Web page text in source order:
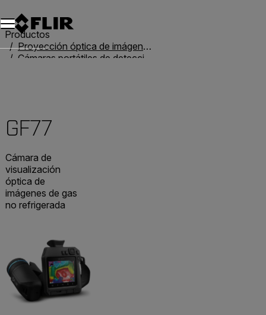
Unread messages
Modelo
Eliminar
artículos
artículo
Añadir al carro
Añadido al carro
Productos
Proyección óptica de imágenes de gas
Cámaras portátiles de detección de gas
GF77
Cámara de
visualización
óptica de
imágenes de gas
no refrigerada